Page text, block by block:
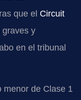
que el Circuit
graves y
en el tribunal
menor de Clase 1